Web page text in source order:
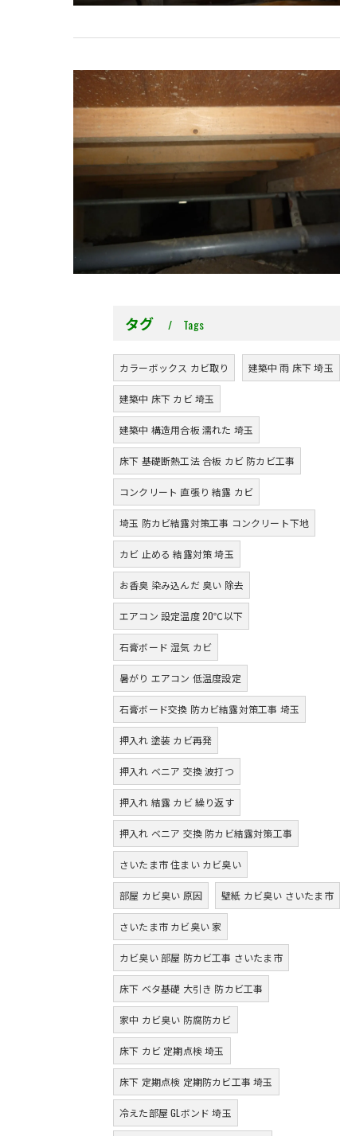
タグ Tags
カラーボックス カビ取り 建築中 雨 床下 埼玉
建築中 床下 カビ 埼玉
建築中 構造用合板 濡れた 埼玉
床下 基礎断熱工法 合板 カビ 防カビ工事
コンクリート 直張り 結露 カビ
埼玉 防カビ結露対策工事 コンクリート下地
カビ 止める 結露対策 埼玉
お香臭 染み込んだ 臭い 除去
エアコン 設定温度 20℃以下
石膏ボード 湿気 カビ
暑がり エアコン 低温度設定
石膏ボード交換 防カビ結露対策工事 埼玉
押入れ 塗装 カビ再発
押入れ ベニア 交換 波打つ
押入れ 結露 カビ 繰り返す
押入れ ベニア 交換 防カビ結露対策工事
さいたま市 住まい カビ臭い
部屋 カビ臭い 原因 壁紙 カビ臭い さいたま市
さいたま市 カビ臭い 家
カビ臭い 部屋 防カビ工事 さいたま市
床下 ベタ基礎 大引き 防カビ工事
家中 カビ臭い 防腐防カビ
床下 カビ 定期点検 埼玉
床下 定期点検 定期防カビ工事 埼玉
冷えた部屋 GLボンド 埼玉